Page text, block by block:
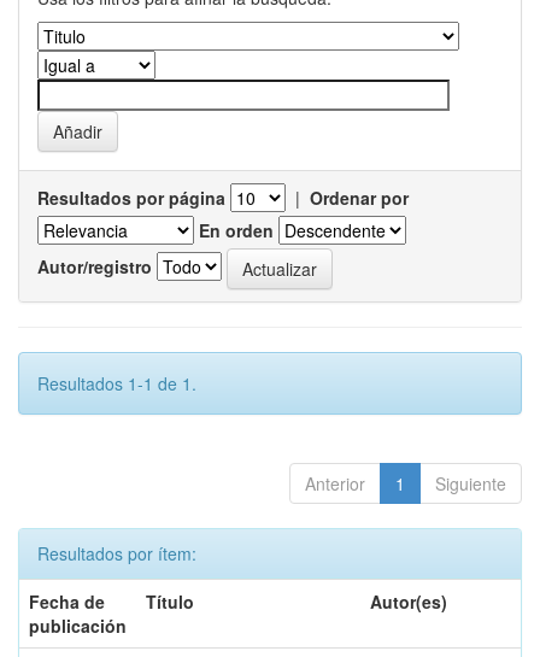
Resultados por página | Ordenar por
En orden
Autor/registro
Resultados 1-1 de 1.
Anterior 1 Siguiente
Resultados por ítem:
Fecha de
publicación
Título Autor(es)